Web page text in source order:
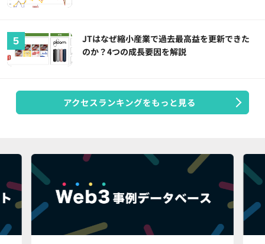
JTはなぜ縮小産業で過去最高益を更新できた
のか？4つの成長要因を解説
アクセスランキングをもっと見る